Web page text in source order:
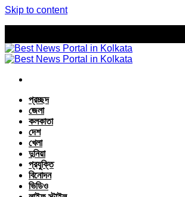
Skip to content
প্রচ্ছদ
জেলা
কলকাতা
দেশ
খেলা
দুনিয়া
প্রযুক্তি
বিনোদন
ভিডিও